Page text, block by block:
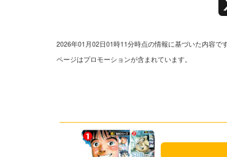
2026年01月02日01時11分時点の情報に基づいた内容
ページはプロモーションが含まれています。